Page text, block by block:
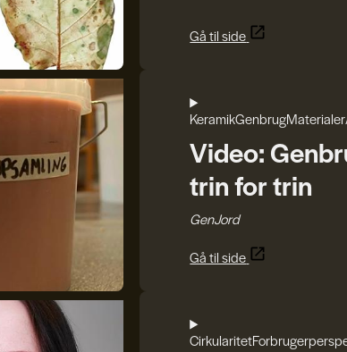
Gå til side
KeramikGenbrugMaterialer
Video:
trin for trin
GenJord
Gå til side
Cirkularitet